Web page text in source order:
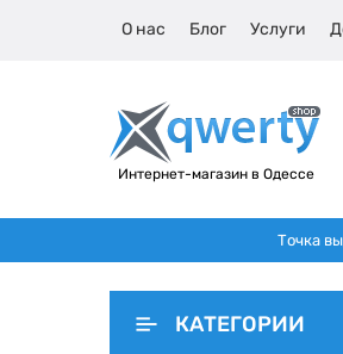
О нас Блог Услуги
Интернет-магазин в Одессе
Точка
КАТЕГОРИИ